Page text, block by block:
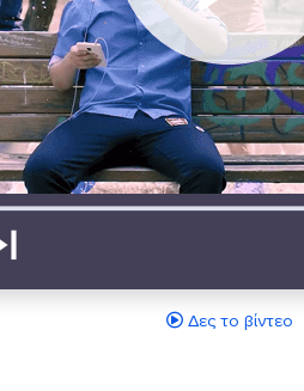
Δες το βίντεο